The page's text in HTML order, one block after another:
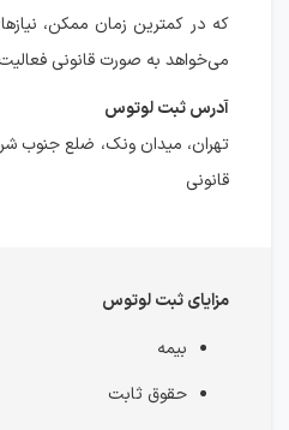
که در کمترین زمان ممکن،
می‌خواهد به صورت قانونی
آدرس ثبت لوتوس
تهران، میدان ونک، ضلع جنوب
قانونی
مزایای ثبت لوتوس
بیمه
حقوق ثابت